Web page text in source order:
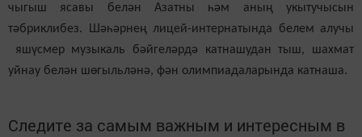
чыгыш ясавы белән Азатны һәм аның укытучысын
тәбриклибез. Шәһәрнең лицей-интернатында белем алучы
яшүсмер музыкаль бәйгеләрдә катнашудан тыш, шахмат
уйнау белән шөгыльләнә, фән олимпиадаларында катнаша.
Следите за самым важным и интересным в